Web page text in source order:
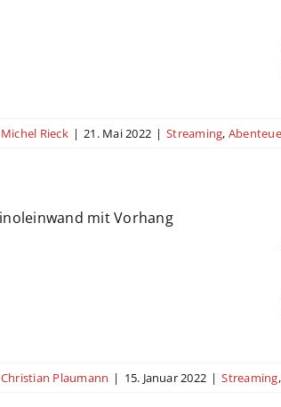
Michel Rieck | 21. Mai 2022 | Streaming,
Christian Plaumann | 15. Januar 2022 | Streaming